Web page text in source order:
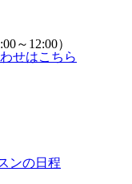
～12:00）
ンの日程